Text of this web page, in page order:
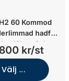
60 Kommod
hadfat
Jura Select
Underlimmat
porslin)
kr/st
Välj ...